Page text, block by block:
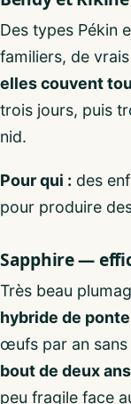
Des types Pékin
familiers, de
elles couvent
trois jours, puis
nid.
Pour qui : des
pour produire
Sapphire —
Très beau
hybride de ponte
œufs par an
bout de deux ans
peu fragile face